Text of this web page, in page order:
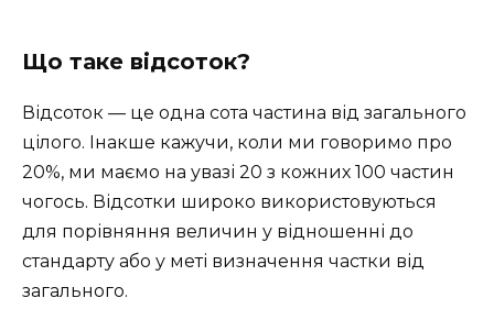
Що таке відсоток?
Відсоток — це одна сота частина від загального
цілого. Інакше кажучи, коли ми говоримо про
20%, ми маємо на увазі 20 з кожних 100 частин
чогось. Відсотки широко використовуються
для порівняння величин у відношенні до
стандарту або у меті визначення частки від
загального.